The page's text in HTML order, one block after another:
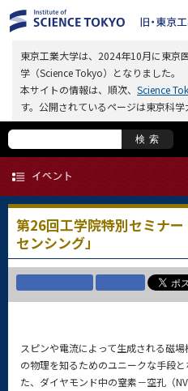
東京工業大学は、2024年10月に東京
学（Science Tokyo）となりました。
本サイトの情報は、順次、 Science
す。公開されているページは東京科学
検索
第26回工学院特別セミナ
センシング」
スピンや電流によって生成される磁
の物理を知るためのユニークな手段
た、ダイヤモンド中の窒素－空孔（